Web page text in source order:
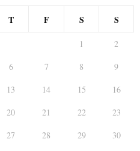
T F S S
1
2
6 7 8
9
13 14 15
16
20 21 22
23
27 28 29
30